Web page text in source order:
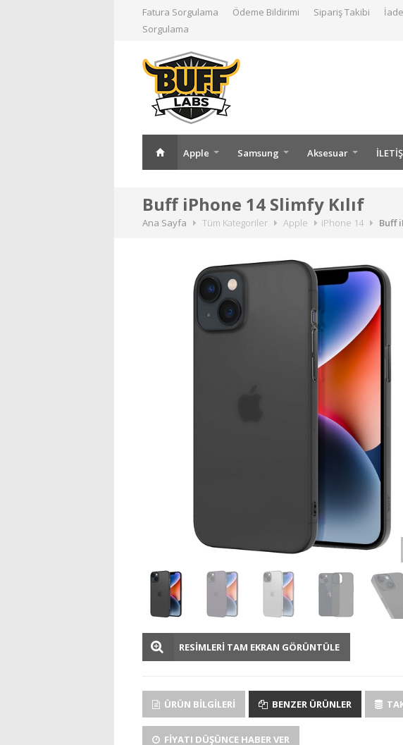
Fatura Sorgulama Ödeme Bildirimi Sipariş Takibi
Sorgulama
Apple Samsung Aksesuar
Buff iPhone 14 Slimfy Kılıf
Ana Sayfa Tüm Kategoriler Apple iPhone 14 Buff
RESİMLERİ TAM EKRAN GÖRÜNTÜLE
ÜRÜN BILGILERI BENZER ÜRÜNLER
FIYATI DÜŞÜNCE HABER VER